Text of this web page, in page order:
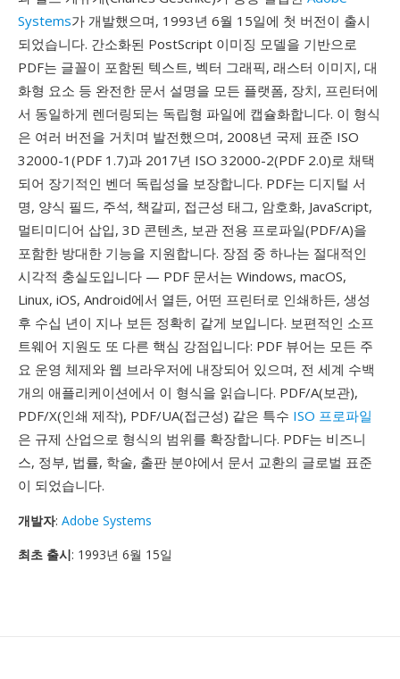
Systems가 개발했으며, 1993년 6월 15일에 첫 버전이 출시
되었습니다. 간소화된 PostScript 이미징 모델을 기반으로
PDF는 글꼴이 포함된 텍스트, 벡터 그래픽, 래스터 이미지, 대
화형 요소 등 완전한 문서 설명을 모든 플랫폼, 장치, 프린터에
서 동일하게 렌더링되는 독립형 파일에 캡슐화합니다. 이 형식
은 여러 버전을 거치며 발전했으며, 2008년 국제 표준 ISO
32000-1(PDF 1.7)과 2017년 ISO 32000-2(PDF 2.0)로 채택
되어 장기적인 벤더 독립성을 보장합니다. PDF는 디지털 서
명, 양식 필드, 주석, 책갈피, 접근성 태그, 암호화, JavaScript,
멀티미디어 삽입, 3D 콘텐츠, 보관 전용 프로파일(PDF/A)을
포함한 방대한 기능을 지원합니다. 장점 중 하나는 절대적인
시각적 충실도입니다 — PDF 문서는 Windows, macOS,
Linux, iOS, Android에서 열든, 어떤 프린터로 인쇄하든, 생성
후 수십 년이 지나 보든 정확히 같게 보입니다. 보편적인 소프
트웨어 지원도 또 다른 핵심 강점입니다: PDF 뷰어는 모든 주
요 운영 체제와 웹 브라우저에 내장되어 있으며, 전 세계 수백
개의 애플리케이션에서 이 형식을 읽습니다. PDF/A(보관),
PDF/X(인쇄 제작), PDF/UA(접근성) 같은 특수 ISO 프로파일
은 규제 산업으로 형식의 범위를 확장합니다. PDF는 비즈니
스, 정부, 법률, 학술, 출판 분야에서 문서 교환의 글로벌 표준
이 되었습니다.
개발자: Adobe Systems
최초 출시: 1993년 6월 15일